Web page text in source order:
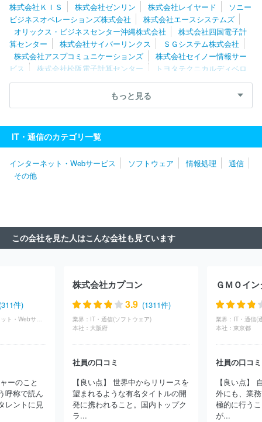
ステムテクノ株式会社
株式会社ＫＩＳ 株式会社ゼンリン 株式会社レイヤード
ソニー
ビジネスオペレーションズ株式会社
株式会社エースシステムズ
オリックス・ビジネスセンター沖縄株式会社
株式会社四国電子計
算センター
株式会社サイバーリンクス
ＳＧシステム株式会社
株式会社アスプコミュニケーションズ
株式会社セイノー情報サー
ビス
株式会社松阪電子計算センター
トヨタテクニカルディベロ
ップメント株式会社
鈴与システムテクノロジー株式会社
株式会
社トータルマリアージュサポート
Ｇａｔｅテクノロジーズ株式会
社
ーティーアイ
ＣＤＳ株式会社 協和テクノロジィズ株式会社
株
式会社電算
株式会社アイティ・コミュニケーションズ
Ｓ株式会社
農中情報システム株式会社
株式会社三越伊勢丹シス
テム・ソリューションズ
ン
株式会社サミーネットワークス
株式会社帝国データバンク
ＮＥＣネッツエスアイ株式会社
株式会社東京商工リサーチ
会社ＮＥＯＷＩＺゲームオン
イーディーピーアシスタント株式会
いエンビジョン株式会社
株式会社ジャノメクレディア
クォン
ツ・リサーチ株式会社
エクシオ・システムマネジメント株式会社
パーソルコミュニケーションサービス株式会社
インフォメ
スアンドテクノロジー株式会社
インクリメント・ピー株式会社
ナムコビジネスアーク
株式会社インターワークス
ユーソナー株
式会社
株式会社レジェンド・アプリケーションズ
ドコモ・サポ
ート株式会社
ＴＯＰＰＡＮシステムインテグレーション株式会社
もっと見る
IT・通信のカテゴリ一覧
インターネット・Webサービス ソフトウェア 情報処理
通信
その他
この会社を見た人はこんな会社も見ています
件)
IT・通信(インターネット・Webサービス)
ーのこと
呼称で読ん
レントに見
株式会社カプコン
3.9 (1311件)
業界： IT・通信(ソフトウェア)
本社： 大阪府
社員の口コミ
【良い点】 世界中からリリースを
望まれるような有名タイトルの開
発に携われること。国内トップク
ラ...
業界： IT・通信(
本社： 東京都
社員の口コミ
【良い点】
外にも、業
極的に行う
が...